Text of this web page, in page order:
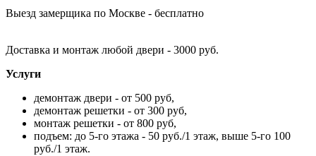
Выезд замерщика по Москве - бесплатно
Доставка и монтаж любой двери - 3000 руб.
Услуги
демонтаж двери - от 500 руб,
демонтаж решетки - от 300 руб,
монтаж решетки - от 800 руб,
подъем: до 5-го этажа - 50 руб./1 этаж, выше 5-го 100
руб./1 этаж.